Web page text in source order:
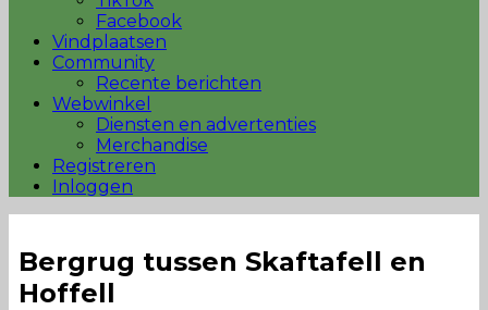
Facebook
Vindplaatsen
Community
Recente berichten
Webwinkel
Diensten en advertenties
Merchandise
Registreren
Inloggen
Bergrug tussen Skaftafell en
Hoffell